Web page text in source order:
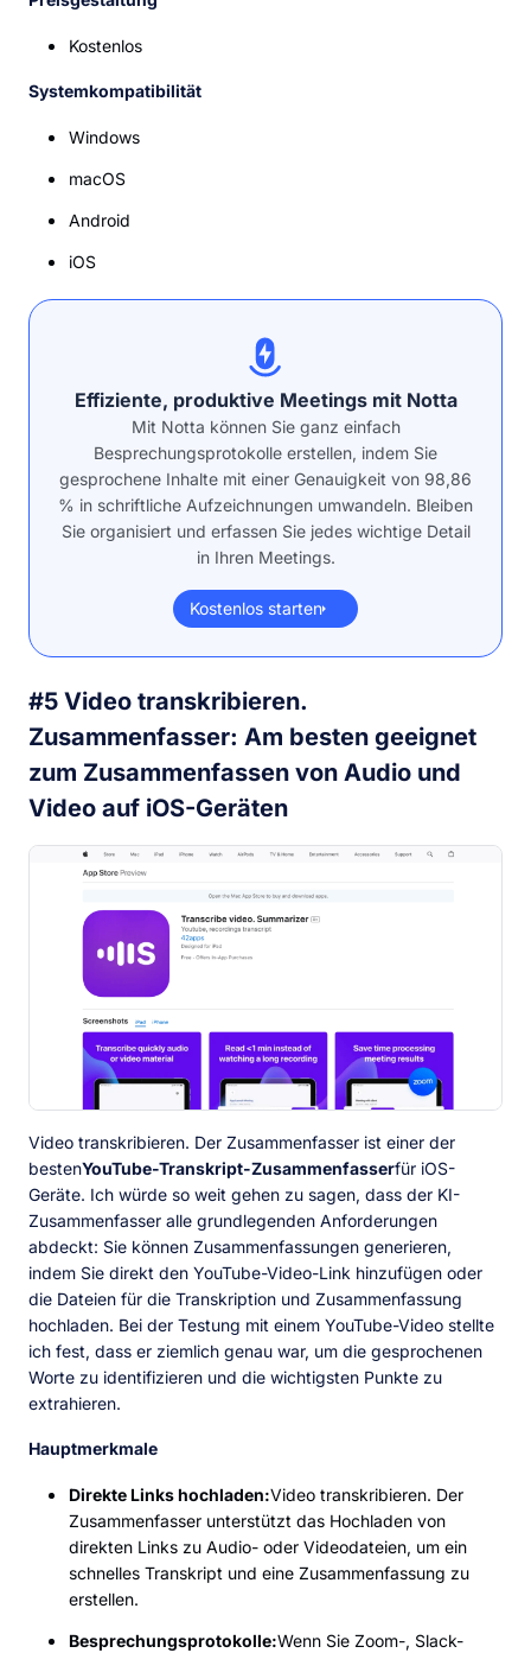
Kostenlos
Systemkompatibilität
Windows
macOS
Android
iOS
Effiziente, produktive Meetings mit Notta
Mit Notta können Sie ganz einfach
Besprechungsprotokolle erstellen, indem Sie
gesprochene Inhalte mit einer Genauigkeit von 98,86
% in schriftliche Aufzeichnungen umwandeln. Bleiben
Sie organisiert und erfassen Sie jedes wichtige Detail
in Ihren Meetings.
Kostenlos starten
#5 Video transkribieren.
Zusammenfasser: Am besten geeignet
zum Zusammenfassen von Audio und
Video auf iOS-Geräten
Video transkribieren. Der Zusammenfasser ist einer der
bestenYouTube-Transkript-Zusammenfasserfür iOS-
Geräte. Ich würde so weit gehen zu sagen, dass der KI-
Zusammenfasser alle grundlegenden Anforderungen
abdeckt: Sie können Zusammenfassungen generieren,
indem Sie direkt den YouTube-Video-Link hinzufügen oder
die Dateien für die Transkription und Zusammenfassung
hochladen. Bei der Testung mit einem YouTube-Video stellte
ich fest, dass er ziemlich genau war, um die gesprochenen
Worte zu identifizieren und die wichtigsten Punkte zu
extrahieren.
Hauptmerkmale
Direkte Links hochladen:Video transkribieren. Der
Zusammenfasser unterstützt das Hochladen von
direkten Links zu Audio- oder Videodateien, um ein
schnelles Transkript und eine Zusammenfassung zu
erstellen.
Besprechungsprotokolle:Wenn Sie Zoom-, Slack-